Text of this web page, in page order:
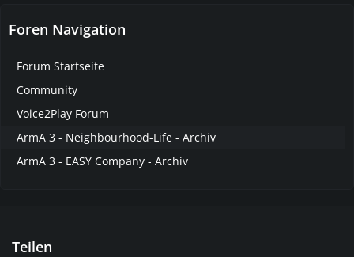
Foren Navigation
Forum Startseite
Community
Voice2Play Forum
ArmA 3 - Neighbourhood-Life - Archiv
ArmA 3 - EASY Company - Archiv
Teilen